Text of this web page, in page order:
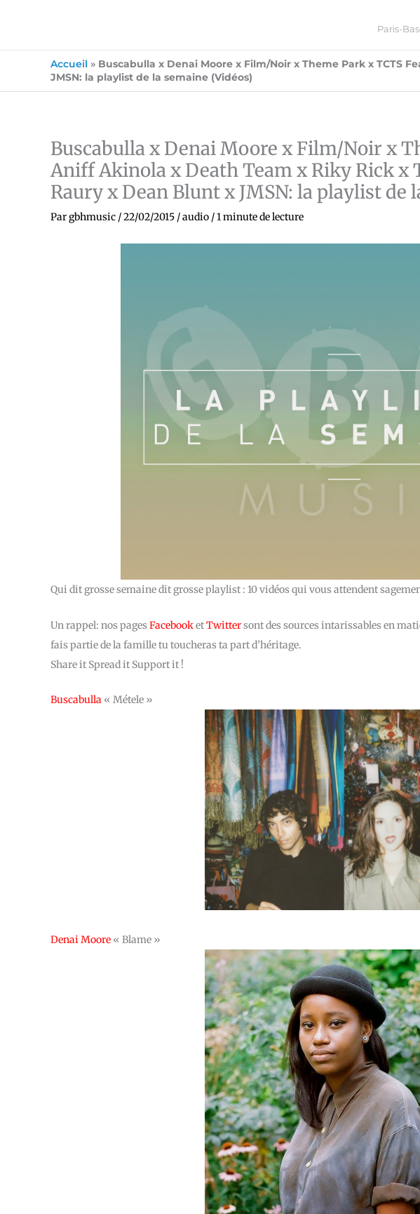
Paris-
Accueil » Buscabulla x Denai Moore x Film/Noir x Theme Park x TCTS
JMSN: la playlist de la semaine (Vidéos)
Buscabulla x Denai Moore x Film/Noir x
Aniff Akinola x Death Team x Riky Rick x
Raury x Dean Blunt x JMSN: la playlist de
Pargbhmusic /22/02/2015 /audio /1 minute de lecture
Qui dit grosse semaine dit grosse playlist : 10 vidéos qui vous attendent
Un rappel: nos pagesFacebooketTwittersont des sources intarissables en
fais partie de la famille tu toucheras ta part d’héritage.
Share it Spread it Support it !
Buscabulla « Métele »
Denai Moore « Blame »